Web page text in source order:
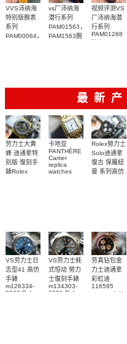
VVS沛纳海
特别版腕表
系列
PAM00064，
vs厂沛纳海
潜行系列
PAM01563，
PAM1563腕
视频评测VS
厂沛纳海潜
行系列
PAM01288
最新
劳力士大黄
蜂 迪通拿特
别版 復刻手
錶Rolex
卡地亚
PANTHÈRE
Cartier
replica
watches
Rolex勞力士
Solo迪通拿
復古 保羅紐
曼 系列高仿
VS劳力士日
志型41 高仿
手錶
m126334-
0002 Rolex
VS劳力士蚝
式恒动 勞力
士復刻手錶
m134303-
0001 Rolex
劳真钻包金
力士迪通拿
彩虹迪
116595